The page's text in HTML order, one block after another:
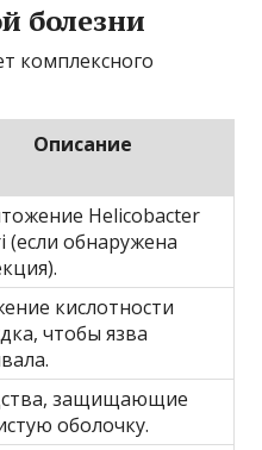
болезни
комплексного
Описание
Helicobacter
(если обнаружена
кислотности
чтобы язва
защищающие
оболочку.